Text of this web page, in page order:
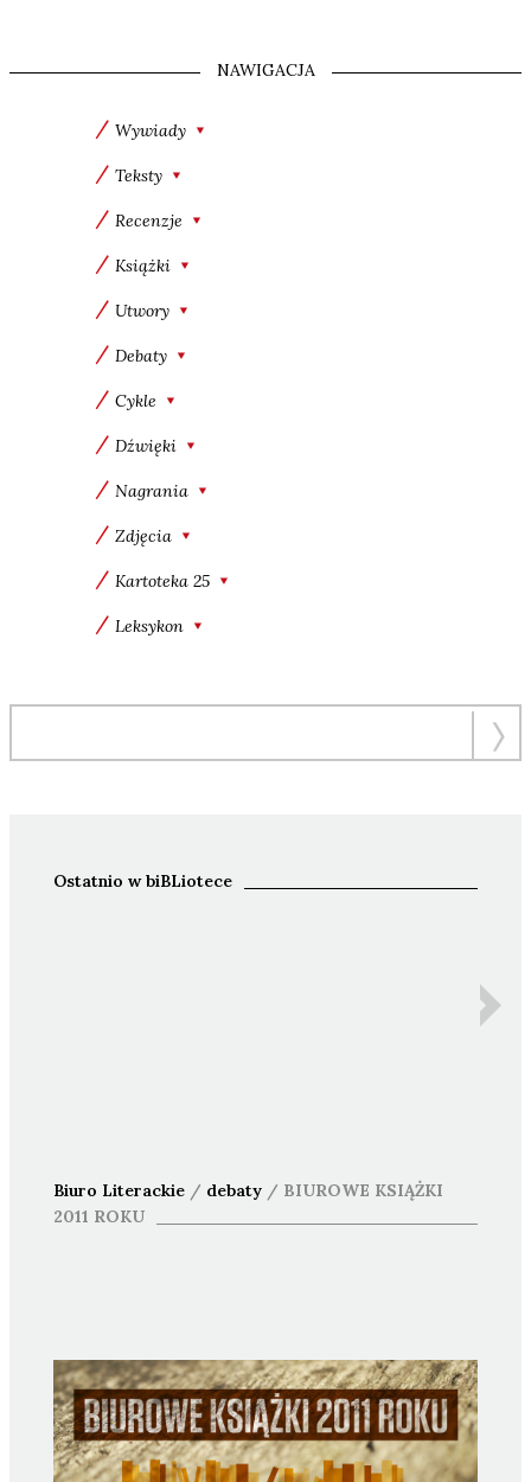
NAWIGACJA
Wywiady
Teksty
Recenzje
Książki
Utwory
Debaty
Cykle
Dźwięki
Nagrania
Zdjęcia
Kartoteka 25
Leksykon
Ostatnio w biBLiotece
Biuro Literackie/ debaty/ BIUROWE KSIĄŻKI
2011 ROKU